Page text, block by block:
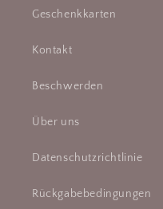
Geschenkkarten
Kontakt
Beschwerden
Über uns
Datenschutzrichtlinie
Rückgabebedingungen